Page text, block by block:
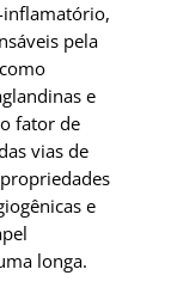
pela
e
fator de
vias de
e
longa.